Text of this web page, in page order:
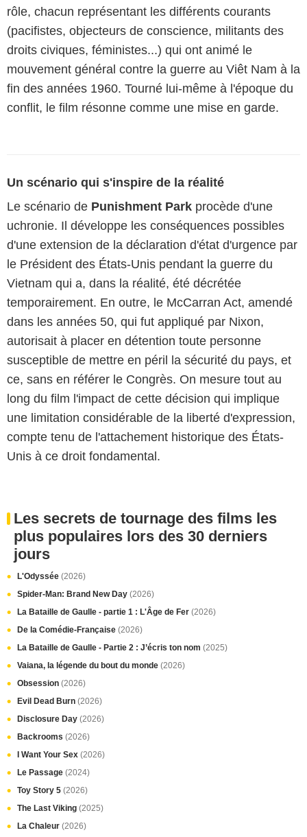
rôle, chacun représentant les différents courants
(pacifistes, objecteurs de conscience, militants des
droits civiques, féministes...) qui ont animé le
mouvement général contre la guerre au Viêt Nam à la
fin des années 1960. Tourné lui-même à l'époque du
conflit, le film résonne comme une mise en garde.
Un scénario qui s'inspire de la réalité
Le scénario de Punishment Park procède d'une
uchronie. Il développe les conséquences possibles
d'une extension de la déclaration d'état d'urgence par
le Président des États-Unis pendant la guerre du
Vietnam qui a, dans la réalité, été décrétée
temporairement. En outre, le McCarran Act, amendé
dans les années 50, qui fut appliqué par Nixon,
autorisait à placer en détention toute personne
susceptible de mettre en péril la sécurité du pays, et
ce, sans en référer le Congrès. On mesure tout au
long du film l'impact de cette décision qui implique
une limitation considérable de la liberté d'expression,
compte tenu de l'attachement historique des États-
Unis à ce droit fondamental.
Les secrets de tournage des films les
plus populaires lors des 30 derniers
jours
L'Odyssée (2026)
Spider-Man: Brand New Day (2026)
La Bataille de Gaulle - partie 1 : L'Âge de Fer (2026)
De la Comédie-Française (2026)
La Bataille de Gaulle - Partie 2 : J’écris ton nom (2025)
Vaiana, la légende du bout du monde (2026)
Obsession (2026)
Evil Dead Burn (2026)
Disclosure Day (2026)
Backrooms (2026)
I Want Your Sex (2026)
Le Passage (2024)
Toy Story 5 (2026)
The Last Viking (2025)
La Chaleur (2026)